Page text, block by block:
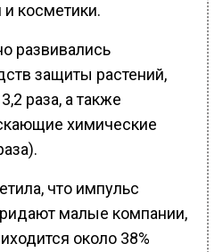
косметики.
развивались
защиты растений,
раза, а также
химические
что импульс
малые компании,
около 38%